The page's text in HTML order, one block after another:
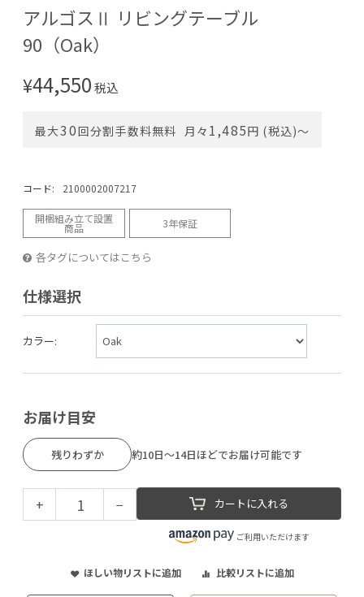
アルゴスⅡ リビングテーブル
90（Oak）
¥44,550税込
最大30回分割手数料無料 月々 1,485円 (税込)〜
コード: 2100002007217
開梱組み立て設置
商品 3年保証
各タグについてはこちら
仕様選択
カラー:
お届け目安
残りわずか 約10日～14日ほどでお届け可能です
+ − カートに入れる
ご利用いただけます
ほしい物リストに追加 比較リストに追加